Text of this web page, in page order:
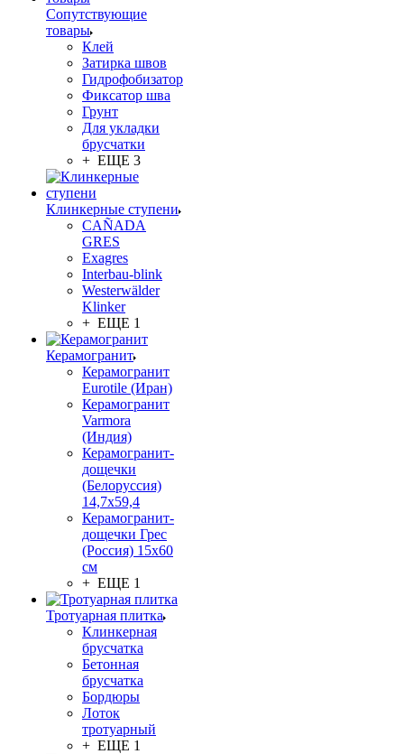
Сопутствующие
товары
Клей
Затирка швов
Гидрофобизатор
Фиксатор шва
Грунт
Для укладки
брусчатки
+ ЕЩЕ 3
Клинкерные ступени
CAÑADA
GRES
Exagres
Interbau-blink
Westerwälder
Klinker
+ ЕЩЕ 1
Керамогранит
Керамогранит
Eurotile (Иран)
Керамогранит
Varmora
(Индия)
Керамогранит-
дощечки
(Белоруссия)
14,7x59,4
Керамогранит-
дощечки Грес
(Россия) 15х60
см
+ ЕЩЕ 1
Тротуарная плитка
Клинкерная
брусчатка
Бетонная
брусчатка
Бордюры
Лоток
тротуарный
+ ЕЩЕ 1